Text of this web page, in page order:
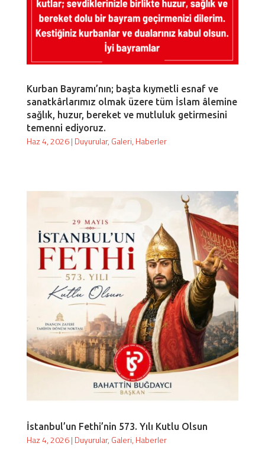
Kurban Bayramı’nın; başta kıymetli esnaf ve
sanatkârlarımız olmak üzere tüm İslam âlemine
sağlık, huzur, bereket ve mutluluk getirmesini
temenni ediyoruz.
Haz 4, 2026| Duyurular, Galeri, Haberler
İstanbul’un Fethi’nin 573. Yılı Kutlu Olsun
Haz 4, 2026| Duyurular, Galeri, Haberler